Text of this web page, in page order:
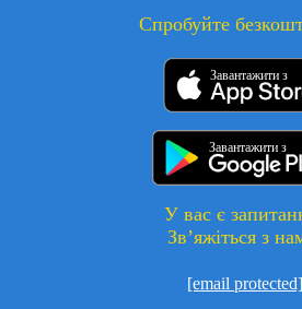
Спробуйте
Завантажити з
Завантажити з
У вас є
Зв’яжіться з
[email protected]